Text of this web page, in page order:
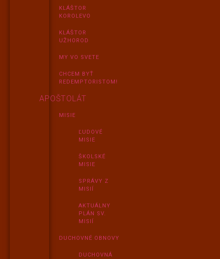
KLÁŠTOR
KOROLEVO
KLÁŠTOR
UŽHOROD
MY VO SVETE
CHCEM BYŤ
REDEMPTORISTOM!
APOŠTOLÁT
MISIE
ĽUDOVÉ
MISIE
ŠKOLSKÉ
MISIE
SPRÁVY Z
MISIÍ
AKTUÁLNY
PLÁN SV.
MISIÍ
DUCHOVNÉ OBNOVY
DUCHOVNÁ